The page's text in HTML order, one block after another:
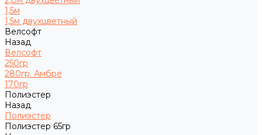
1,5м
1,5м двухцветный
Велсофт
Назад
Велсофт
250гр
280гр. Амбре
170гр
Полиэстер
Назад
Полиэстер
Полиэстер 65гр